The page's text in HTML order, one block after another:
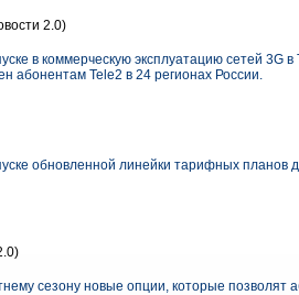
2.0)
в коммерческую эксплуатацию сетей 3G в
абонентам Tele2 в 24 регионах России.
обновленной линейки тарифных планов
сезону новые опции, которые позволят